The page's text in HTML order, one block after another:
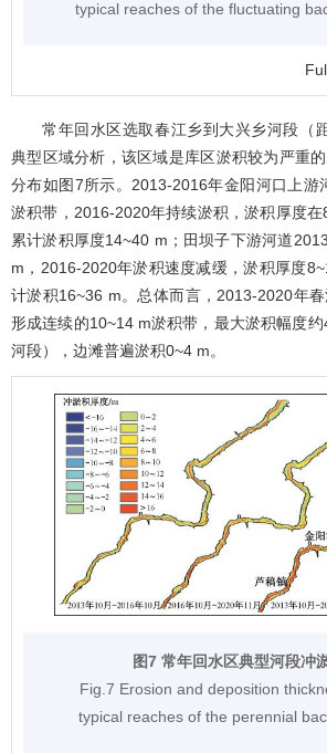
typical reaches of the fluctuating
常年回水区选取春江乡到大兴乡河段（
典型区域分析，该区域是库区淤积较为严重
分布如图7所示。2013-2016年金阳河口上游
淤积带，2016-2020年持续淤积，淤积厚度
累计淤积厚度14~40 m；田坝子下游河道
m，2016-2020年淤积速度减缓，淤积厚度
计淤积16~36 m。总体而言，2013-2020年
形成连续的10~14 m淤积带，最大淤积幅度
河段），边滩普遍淤积0~4 m。
图7 常年回水区典型河段冲
Fig.7 Erosion and deposition
typical reaches of the perennial